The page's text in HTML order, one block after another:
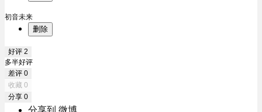
初音未来
删除
好评 2
多半好评
差评 0
收藏 0
分享 0